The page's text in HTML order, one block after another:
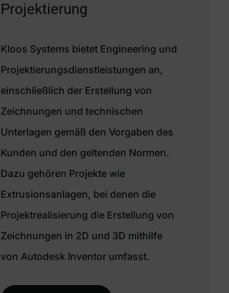
Projektierung
Kloos Systems bietet Engineering und
Projektierungsdienstleistungen an,
einschließlich der Erstellung von
Zeichnungen und technischen
Unterlagen gemäß den Vorgaben des
Kunden und den geltenden Normen.
Dazu gehören Projekte wie
Extrusionsanlagen, bei denen die
Projektrealisierung die Erstellung von
Zeichnungen in 2D und 3D mithilfe
von Autodesk Inventor umfasst.